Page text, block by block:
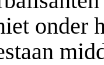
onder